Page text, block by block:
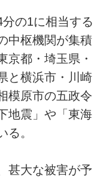
の1に相当する
中枢機関が集積
京都・埼玉県・
と横浜市・川崎
模原市の五政令
地震」や「東海
る。
甚大な被害が予